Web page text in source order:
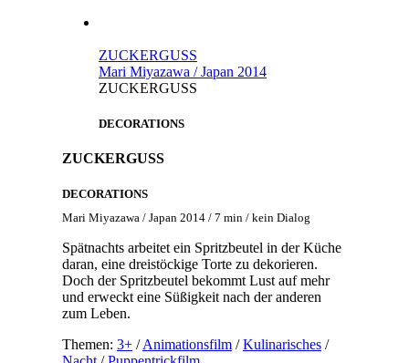
ZUCKERGUSS
Mari Miyazawa / Japan 2014
ZUCKERGUSS
DECORATIONS
ZUCKERGUSS
DECORATIONS
Mari Miyazawa / Japan 2014 / 7 min / kein Dialog
Spätnachts arbeitet ein Spritzbeutel in der Küche
daran, eine dreistöckige Torte zu dekorieren.
Doch der Spritzbeutel bekommt Lust auf mehr
und erweckt eine Süßigkeit nach der anderen
zum Leben.
Themen: 3+/Animationsfilm/Kulinarisches/